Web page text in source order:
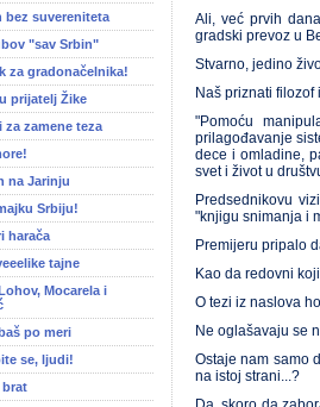
bez suvereniteta
"sav Srbin"
za gradonačelnika!
prijatelj Žike
za zamene teza
na Jarinju
Srbiju!
harača
tajne
Mocarela i
po meri
se, ljudi!
brat
Ali, već prvih
gradski prevoz u
Stvarno, jedino
Naš priznati
"Pomoću
prilagođavanje
dece i omladine,
svet i život u
Predsednikovu
"knjigu snimanja i
Premijeru pripalo
Kao da redovni
O tezi iz naslova
Ne oglašavaju se
Ostaje nam samo
na istoj strani...?